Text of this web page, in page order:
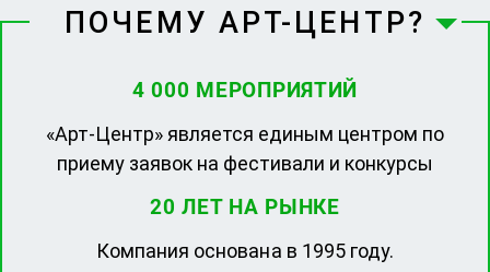
ПОЧЕМУ АРТ-ЦЕНТР?
4 000 МЕРОПРИЯТИЙ
«Арт-Центр» является единым центром по
приему заявок на фестивали и конкурсы
20 ЛЕТ НА РЫНКЕ
Компания основана в 1995 году.